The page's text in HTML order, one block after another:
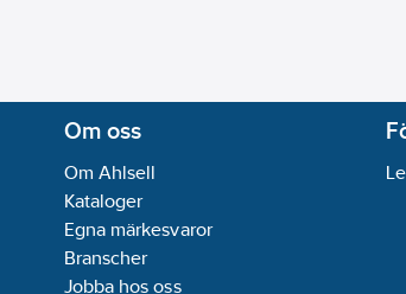
Om oss
Om Ahlsell
Kataloger
Egna märkesvaror
Branscher
Jobba hos oss